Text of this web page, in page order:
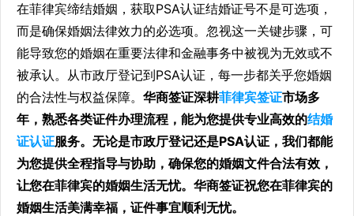
在菲律宾缔结婚姻，获取PSA认证结婚证号不是可选项，
而是确保婚姻法律效力的必选项。忽视这一关键步骤，可
能导致您的婚姻在重要法律和金融事务中被视为无效或不
被承认。从市政厅登记到PSA认证，每一步都关乎您婚姻
的合法性与权益保障。 华商签证深耕菲律宾签证市场多
年，熟悉各类证件办理流程，能为您提供专业高效的结婚
证认证服务。无论是市政厅登记还是PSA认证，我们都能
为您提供全程指导与协助，确保您的婚姻文件合法有效，
让您在菲律宾的婚姻生活无忧。华商签证祝您在菲律宾的
婚姻生活美满幸福，证件事宜顺利无忧。